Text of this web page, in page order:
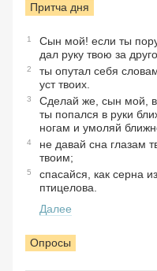
Притча дня
1
Сын мой! если ты
дал руку твою за
2
ты опутал себя
уст твоих.
3
Сделай же, сын мой,
ты попался в руки
ногам и умоляй
4
не давай сна глазам
твоим;
5
спасайся, как серна
птицелова.
Далее
Опросы